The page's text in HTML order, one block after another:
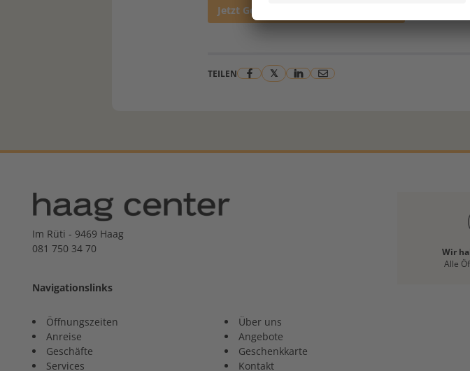
Jetzt Geschenkkarte online bestellen
TEILEN 𝕏
Im Rüti - 9469 Haag
081 750 34 70
Navigationslinks
Öffnungszeiten
Anreise
Geschäfte
Services
Über uns
Angebote
Geschenkkarte
Kontakt
Wir
Alle